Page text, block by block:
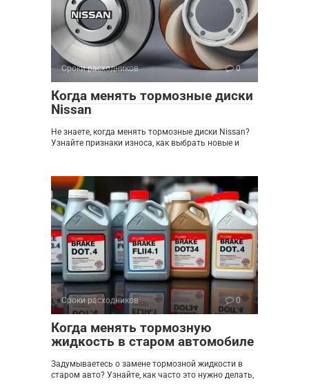
Сроки расходников 0
Когда менять тормозные диски
Nissan
Не знаете, когда менять тормозные диски Nissan?
Узнайте признаки износа, как выбрать новые и
Сроки расходников 0
Когда менять тормозную
жидкость в старом автомобиле
Задумываетесь о замене тормозной жидкости в
старом авто? Узнайте, как часто это нужно делать,